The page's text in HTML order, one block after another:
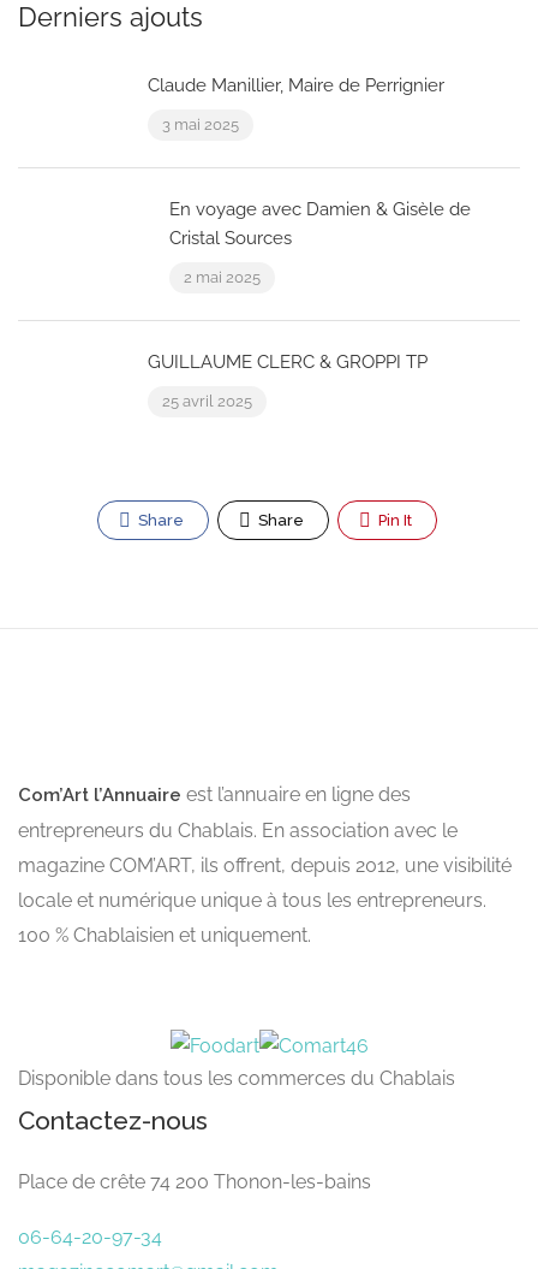
Derniers ajouts
Claude Manillier, Maire de Perrignier
3 mai 2025
En voyage avec Damien & Gisèle de
Cristal Sources
2 mai 2025
GUILLAUME CLERC & GROPPI TP
25 avril 2025
Share Share Pin It
Com’Art l’Annuaire est l’annuaire en ligne des
entrepreneurs du Chablais. En association avec le
magazine COM’ART, ils offrent, depuis 2012, une visibilité
locale et numérique unique à tous les entrepreneurs.
100 % Chablaisien et uniquement.
Disponible dans tous les commerces du Chablais
Contactez-nous
Place de crête 74 200 Thonon-les-bains
06-64-20-97-34